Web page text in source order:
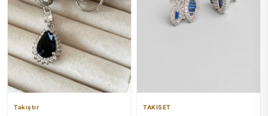
Takıştır TAKISET